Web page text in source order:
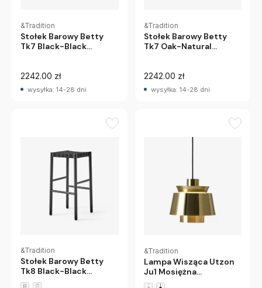
&Tradition
Stołek Barowy Betty
Tk7 Black-Black
2242.00 zł
wysyłka: 14-28 dni
&Tradition
Stołek Barowy Betty
Tk7 Oak-Natural
2242.00 zł
wysyłka: 14-28 dni
&Tradition
Stołek Barowy Betty
Tk8 Black-Black
Andtradition
&Tradition
Lampa Wisząca Utzon
Ju1 Mosiężna
Andtradition